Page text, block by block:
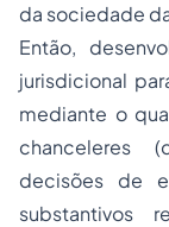
da sociedade
Então,
jurisdicional
mediante o
chanceleres
decisões de
substantivos